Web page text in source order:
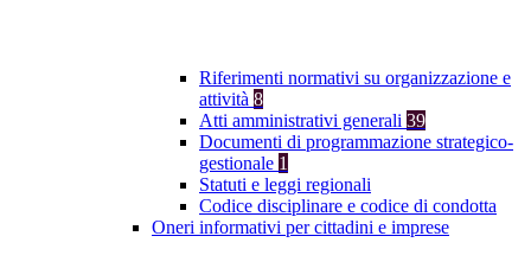
Riferimenti normativi su organizzazione e
attività 8
Atti amministrativi generali 39
Documenti di programmazione strategico-
gestionale 1
Statuti e leggi regionali
Codice disciplinare e codice di condotta
Oneri informativi per cittadini e imprese